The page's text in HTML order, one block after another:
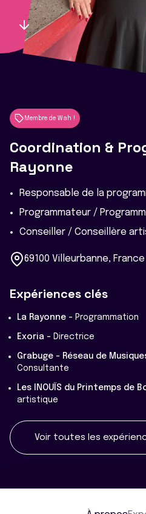
Membre de Wah !
Coordination &
Rayonne
Responsable de la
Programmateur /
Conseiller / Conseillère
69100 Villeurbanne, France
Expériences clés
La Rayonne - Programmation
Exoria - Directrice
Grabuge - Réseau de
Consultante
Les INOUÏS du Printemps de
artistique
Voir toutes les